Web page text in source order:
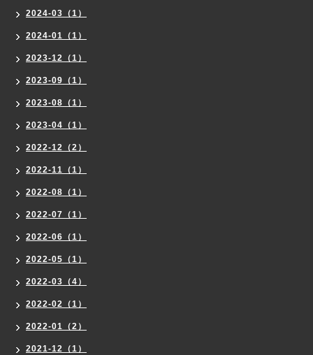
2024-03（1）
2024-01（1）
2023-12（1）
2023-09（1）
2023-08（1）
2023-04（1）
2022-12（2）
2022-11（1）
2022-08（1）
2022-07（1）
2022-06（1）
2022-05（1）
2022-03（4）
2022-02（1）
2022-01（2）
2021-12（1）